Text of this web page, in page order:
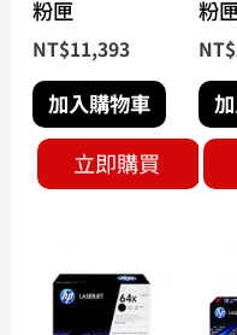
粉匣
NT$11,393
加入購物車
立即購買
粉
NT$